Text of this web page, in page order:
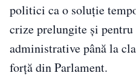
politici ca o soluție
crize prelungite și
administrative până la
forță din Parlament.